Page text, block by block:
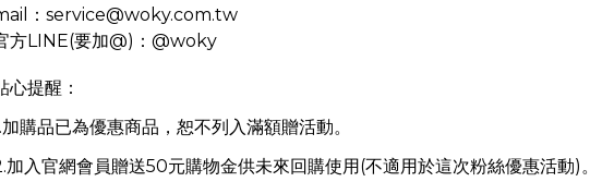
：service@woky.com.tw
方LINE(要加@)：@woky
心提醒：
加購品已為優惠商品，恕不列入滿額贈活動。
加入官網會員贈送50元購物金供未來回購使用(不適用於這次粉絲優惠活動)。